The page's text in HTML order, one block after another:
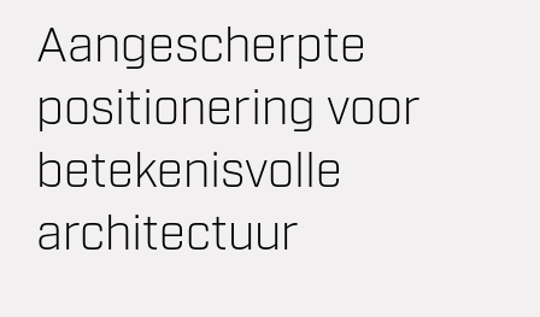
Wonen
Werken
Zorgen
Aangescherpte
positionering voor
betekenisvolle
architectuur